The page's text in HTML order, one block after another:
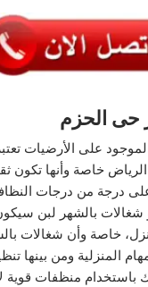
حى الحزم
على الأرضيات
خاصة وأنها تكون
درجة من درجات
شغالات بالشهر لبن
خاصة وأن شغالات
المنزلية ومن بينها
منظفات قوية